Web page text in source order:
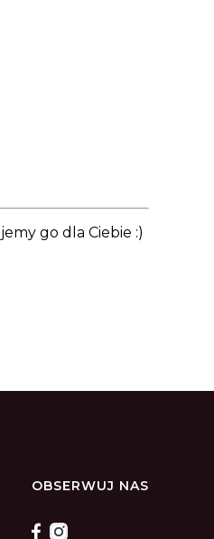
go dla Ciebie :)
OBSERWUJ NAS